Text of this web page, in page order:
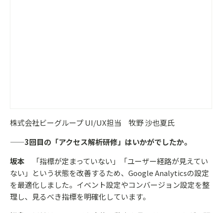
株式会社ビーグループ UI/UX担当 牧野 沙也夏氏
——3回目の「アクセス解析研修」はいかがでしたか。
坂本 「指標が定まっていない」「ユーザー経路が見えてい
ない」という状態を改善するため、Google Analyticsの設定
を最適化しました。イベント設定やコンバージョン設定を整
理し、見るべき指標を明確化しています。